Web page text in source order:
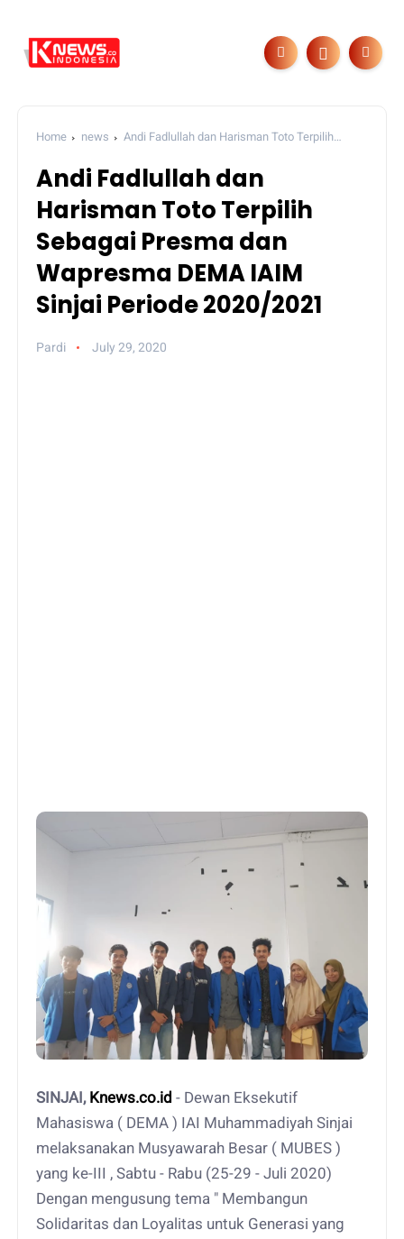
Home news
Andi Fadlullah dan Harisman Toto Terpilih
2020/2021
Andi Fadlullah dan
Harisman Toto Terpilih
Sebagai Presma dan
Wapresma DEMA IAIM
Sinjai Periode 2020/2021
Pardi July 29, 2020
SINJAI, Knews.co.id - Dewan Eksekutif
Mahasiswa ( DEMA ) IAI Muhammadiyah Sinjai
melaksanakan Musyawarah Besar ( MUBES )
yang ke-III , Sabtu - Rabu (25-29 - Juli 2020)
Dengan mengusung tema " Membangun
Solidaritas dan Loyalitas untuk Generasi yang